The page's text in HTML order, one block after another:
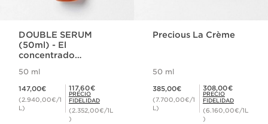
DOUBLE SERUM
(50ml) - El
concentrado
potente*
50 ml
147,00€
(2.940,00€/1
L)
Precio Fidelidad 117,60€
117,60€
PRECIO
FIDELIDAD
(2.352,00€/1L
)
Precious La Crème
50 ml
385,00€
(7.700,00€/1
L)
Precio Fidelidad 308,00€
308,00€
PRECIO
FIDELIDAD
(6.160,00€/1L
)